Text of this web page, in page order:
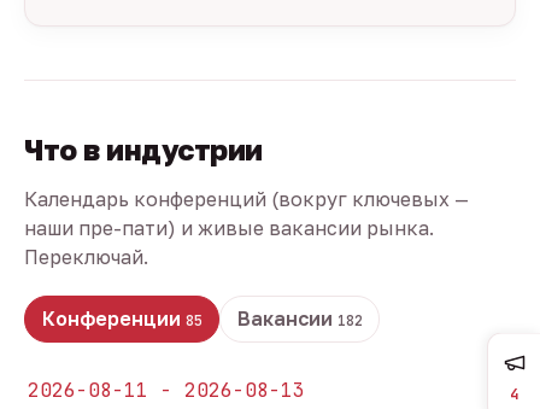
Что в индустрии
Календарь конференций (вокруг ключевых —
наши пре-пати) и живые вакансии рынка.
Переключай.
Конференции 85 Вакансии 182
2026-08-11 - 2026-08-13 4